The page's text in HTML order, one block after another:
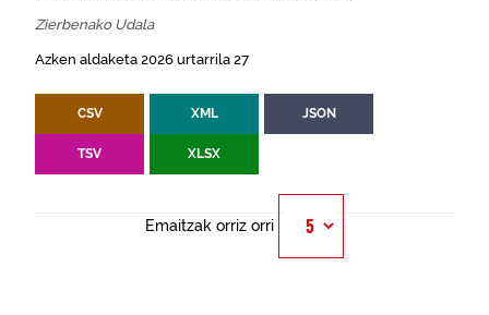
Zierbenako Udala
Azken aldaketa 2026 urtarrila 27
CSV XML JSON
TSV XLSX
Emaitzak orriz orri